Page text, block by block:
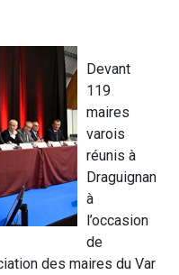
Devant
119
maires
varois
réunis à
Draguignan
à
l’occasion
de
des maires du Var